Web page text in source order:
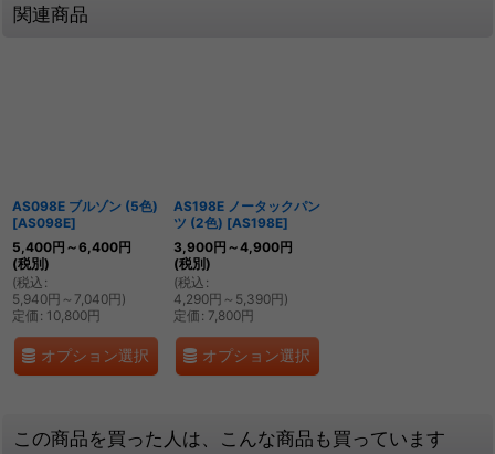
関連商品
AS098E ブルゾン (5色)
[AS098E]
5,400円 ～6,400円
(税別)
(税込 :
5,940円 ～7,040円)
定価 : 10,800円
オプション選択
AS198E ノータックパン
ツ (2色) [AS198E]
3,900円 ～4,900円
(税別)
(税込 :
4,290円 ～5,390円)
定価 : 7,800円
オプション選択
この商品を買った人は、こんな商品も買っています